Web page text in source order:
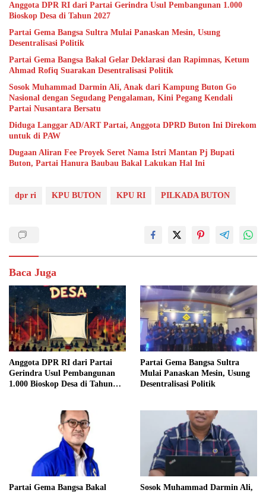
Anggota DPR RI dari Partai Gerindra Usul Pembangunan 1.000
Bioskop Desa di Tahun 2027
Partai Gema Bangsa Sultra Mulai Panaskan Mesin, Usung
Desentralisasi Politik
Partai Gema Bangsa Bakal Gelar Deklarasi dan Rapimnas, Ketum
Ahmad Rofiq Suarakan Desentralisasi Politik
Sosok Muhammad Darmin Ali, Anak dari Kampung Buton Go
Nasional dengan Segudang Pengalaman, Kini Pegang Kendali
Partai Nusantara Bersatu
Diduga Langgar AD/ART Partai, Anggota DPRD Buton Ini Direkom
untuk di PAW
Dugaan Aliran Fee Proyek Seret Nama Istri Mantan Pj Bupati
Buton, Partai Hanura Baubau Bakal Lakukan Hal Ini
dpr ri KPU BUTON KPU RI PILKADA BUTON
Baca Juga
Anggota DPR RI dari Partai
Gerindra Usul Pembangunan
1.000 Bioskop Desa di Tahun
Partai Gema Bangsa Sultra
Mulai Panaskan Mesin, Usung
Desentralisasi Politik
Partai Gema Bangsa Bakal
Sosok Muhammad Darmin Ali,